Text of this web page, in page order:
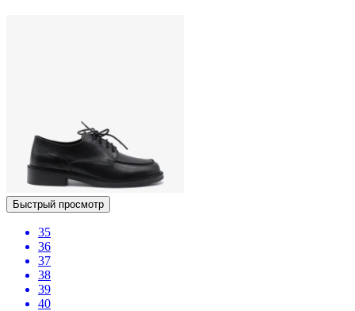
Быстрый просмотр
35
36
37
38
39
40